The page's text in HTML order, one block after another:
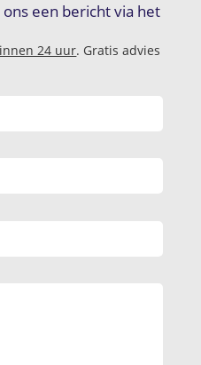
een bericht via het
24 uur. Gratis advies